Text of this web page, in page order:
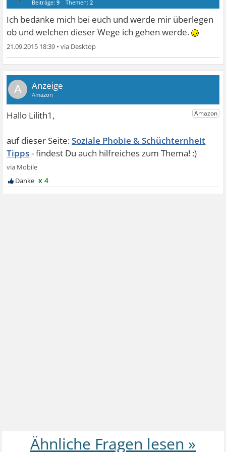
Beiträge:9 Themen:2
Ich bedanke mich bei euch und werde mir überlegen
ob und welchen dieser Wege ich gehen werde.
21.09.2015 18:39 •
A
Soziale Phobie & Schüchternheit
Tipps
x 4